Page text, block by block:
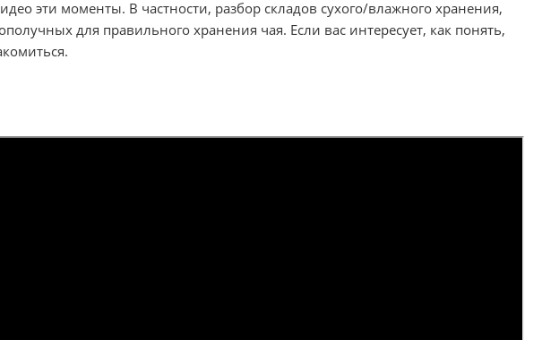
эти моменты. В частности, разбор складов сухого/влажного хранения,
для правильного хранения чая. Если вас интересует, как понять,